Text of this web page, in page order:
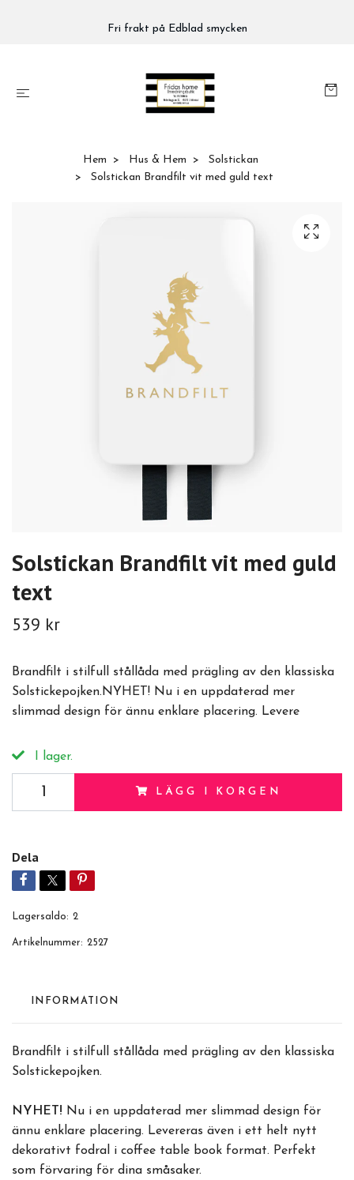
Fri frakt på Edblad smycken
Hem Hus & Hem
Solstickan
Solstickan Brandfilt vit med guld text
Solstickan Brandfilt vit med guld
text
539 kr
Brandfilt i stilfull stållåda med prägling av den klassiska
Solstickepojken.NYHET! Nu i en uppdaterad mer
slimmad design för ännu enklare placering. Levere
I lager.
LÄGG I KORGEN
Dela
Lagersaldo: 2
Artikelnummer: 2527
INFORMATION
Brandfilt i stilfull stållåda med prägling av den klassiska
Solstickepojken.
NYHET! Nu i en uppdaterad mer slimmad design för
ännu enklare placering. Levereras även i ett helt nytt
dekorativt fodral i coffee table book format. Perfekt
som förvaring för dina småsaker.